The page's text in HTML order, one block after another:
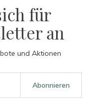
für
an
und Aktionen
Abonnieren